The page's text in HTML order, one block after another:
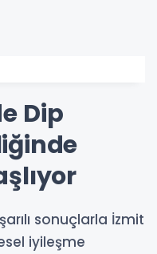
Dip
sonuçlarla İzmit
iyileşme